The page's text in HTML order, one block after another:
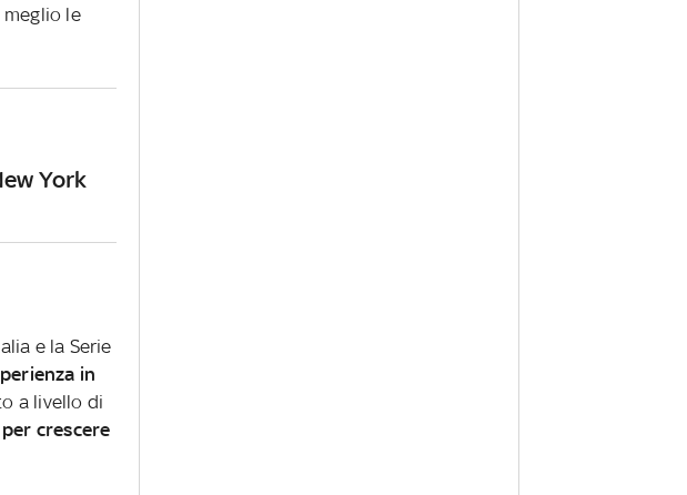
meglio le
York
e la Serie
in
a livello di
crescere